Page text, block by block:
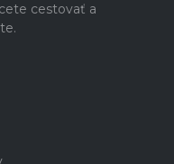
cestovať a